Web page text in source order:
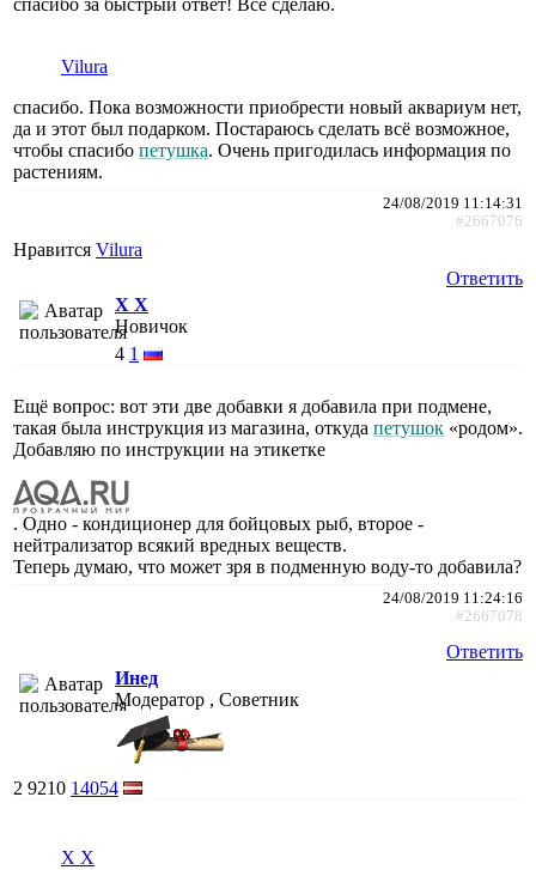
Vilura
спасибо. Пока возможности приобрести новый аквариум нет,
да и этот был подарком. Постараюсь сделать всё возможное,
чтобы спасибо петушка. Очень пригодилась информация по
растениям.
24/08/2019 11:14:31
#2667076
Нравится Vilura
Ответить
X X
Новичок
4 1
Ещё вопрос: вот эти две добавки я добавила при подмене,
такая была инструкция из магазина, откуда петушок «родом».
Добавляю по инструкции на этикетке
. Одно - кондиционер для бойцовых рыб, второе -
нейтрализатор всякий вредных веществ.
Теперь думаю, что может зря в подменную воду-то добавила?
24/08/2019 11:24:16
#2667078
Ответить
Инед
Модератор , Советник
2 9210 14054
X X